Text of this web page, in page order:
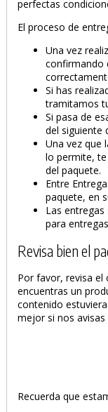
perfectas
El proceso de
Una vez
confirmando
Si has
tramitamos
Si pasa de
del siguiente
Una vez que
lo permite,
del paquete.
Entre
paquete, en
Las entregas
para
Revisa bien el
Por favor, revisa el
encuentras un
contenido
mejor si nos avisas
Recuerda que